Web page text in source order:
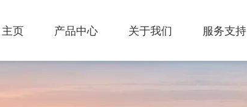
主页 产品中心 关于我们 服务支持